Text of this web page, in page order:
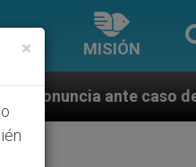
MISIÓN
de obispo católico
×